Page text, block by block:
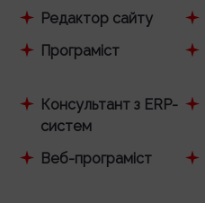
Редактор сайту
Програміст
Консультант з ERP-
систем
Веб-програміст